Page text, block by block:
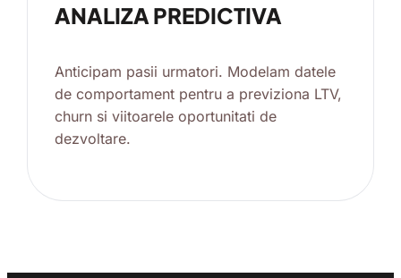
ANALIZA PREDICTIVA
Anticipam pasii urmatori. Modelam datele
de comportament pentru a previziona LTV,
churn si viitoarele oportunitati de
dezvoltare.